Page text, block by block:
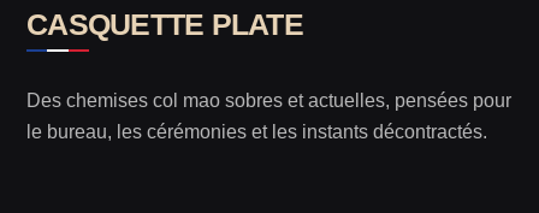
CASQUETTE PLATE
Des chemises col mao sobres et actuelles, pensées pour
le bureau, les cérémonies et les instants décontractés.